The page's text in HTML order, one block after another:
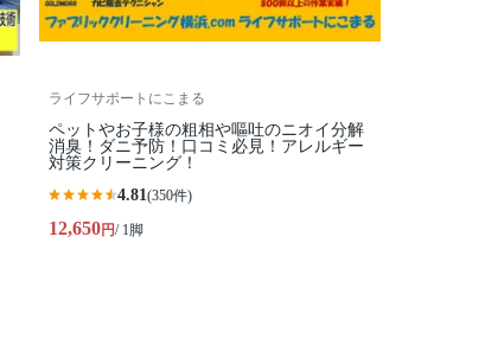
ライフサポートにこまる
ペットやお子様の粗相や嘔吐のニオイ分解
消臭！ダニ予防！口コミ必見！アレルギー
対策クリーニング！
4.81(350件)
12,650円/ 1脚